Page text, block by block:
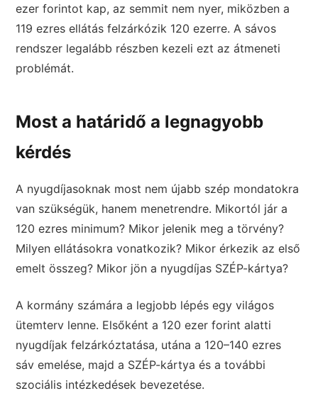
ezer forintot kap, az semmit nem nyer, miközben a
119 ezres ellátás felzárkózik 120 ezerre. A sávos
rendszer legalább részben kezeli ezt az átmeneti
problémát.
Most a határidő a legnagyobb
kérdés
A nyugdíjasoknak most nem újabb szép mondatokra
van szükségük, hanem menetrendre. Mikortól jár a
120 ezres minimum? Mikor jelenik meg a törvény?
Milyen ellátásokra vonatkozik? Mikor érkezik az első
emelt összeg? Mikor jön a nyugdíjas SZÉP-kártya?
A kormány számára a legjobb lépés egy világos
ütemterv lenne. Elsőként a 120 ezer forint alatti
nyugdíjak felzárkóztatása, utána a 120–140 ezres
sáv emelése, majd a SZÉP-kártya és a további
szociális intézkedések bevezetése.